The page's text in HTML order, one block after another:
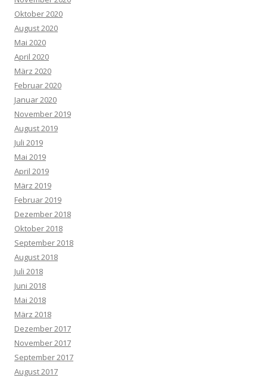
Oktober 2020
August 2020
Mai 2020
April 2020
März 2020
Februar 2020
Januar 2020
November 2019
August 2019
Juli 2019
Mai 2019
April 2019
März 2019
Februar 2019
Dezember 2018
Oktober 2018
September 2018
August 2018
Juli 2018
Juni 2018
Mai 2018
März 2018
Dezember 2017
November 2017
September 2017
August 2017